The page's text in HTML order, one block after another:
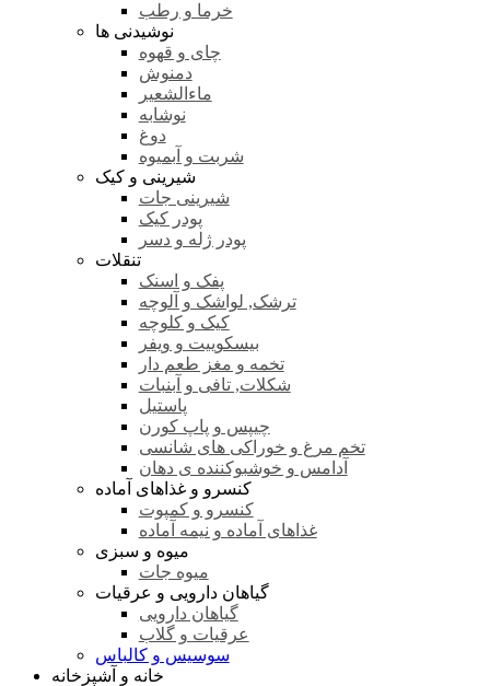
خرما و رطب
نوشیدنی ها
چای و قهوه
دمنوش
ماءالشعیر
نوشابه
دوغ
شربت و آبمیوه
شیرینی و کیک
شیرینی جات
پودر کیک
پودر ژله و دسر
تنقلات
پفک و اسنک
ترشک, لواشک و آلوچه
کیک و کلوچه
بیسکوییت و ویفر
تخمه و مغز طعم دار
شکلات, تافی و آبنبات
پاستیل
چیپس و پاپ کورن
تخم مرغ و خوراکی های شانسی
آدامس و خوشبوکننده ی دهان
کنسرو و غذاهای آماده
کنسرو و کمپوت
غذاهای آماده و نیمه آماده
میوه و سبزی
میوه جات
گیاهان دارویی و عرقیات
گیاهان دارویی
عرقیات و گلاب
سوسیس و کالباس
خانه و آشپزخانه